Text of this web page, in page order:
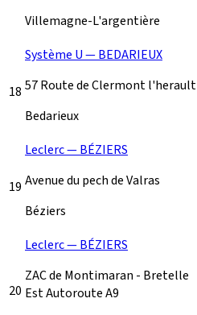
Villemagne-L'argentière
18
Système U — BEDARIEUX
57 Route de Clermont l'herault
Bedarieux
19
Leclerc — BÉZIERS
Avenue du pech de Valras
Béziers
20
Leclerc — BÉZIERS
ZAC de Montimaran - Bretelle
Est Autoroute A9